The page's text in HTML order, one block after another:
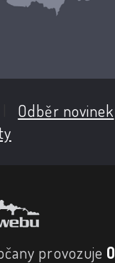
Odběr novinek
provozuje